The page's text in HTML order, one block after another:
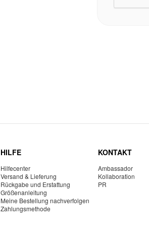
HILFE
Hilfecenter
Versand & Lieferung
Rückgabe und Erstattung
Größenanleitung
Meine Bestellung nachverfolgen
Zahlungsmethode
KONTAKT
Ambassador
Kollaboration
PR